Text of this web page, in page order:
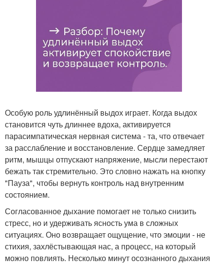
Особую роль удлинённый выдох играет. Когда выдох
становится чуть длиннее вдоха, активируется
парасимпатическая нервная система - та, что отвечает
за расслабление и восстановление. Сердце замедляет
ритм, мышцы отпускают напряжение, мысли перестают
бежать так стремительно. Это словно нажать на кнопку
"Пауза", чтобы вернуть контроль над внутренним
состоянием.
Согласованное дыхание помогает не только снизить
стресс, но и удерживать ясность ума в сложных
ситуациях. Оно возвращает ощущение, что эмоции - не
стихия, захлёстывающая нас, а процесс, на который
можно повлиять. Несколько минут осознанного дыхания